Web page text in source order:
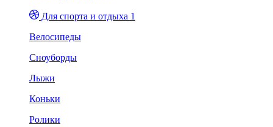
Для спорта и отдыха 1
Велосипеды
Сноуборды
Лыжи
Коньки
Ролики